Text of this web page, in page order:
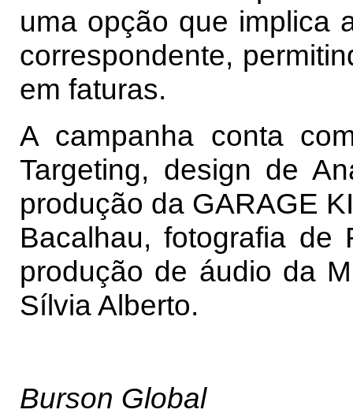
uma opção que implica
correspondente,
em faturas.
A campanha conta
Targeting, design de
produção da GARAGE
Bacalhau, fotografia de
produção de áudio da
Sílvia Alberto.
Burson Global